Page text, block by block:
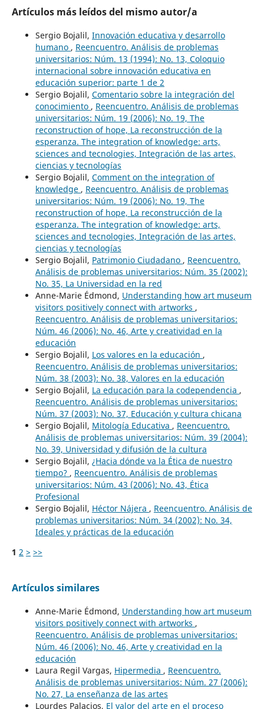
Artículos más leídos del mismo autor/a
Sergio Bojalil, Innovación educativa y desarrollo
humano , Reencuentro. Análisis de problemas
universitarios: Núm. 13 (1994): No. 13, Coloquio
internacional sobre innovación educativa en
educación superior: parte 1 de 2
Sergio Bojalil, Comentario sobre la integración del
conocimiento , Reencuentro. Análisis de problemas
universitarios: Núm. 19 (2006): No. 19, The
reconstruction of hope, La reconstrucción de la
esperanza. The integration of knowledge: arts,
sciences and tecnologies, Integración de las artes,
ciencias y tecnologías
Sergio Bojalil, Comment on the integration of
knowledge , Reencuentro. Análisis de problemas
universitarios: Núm. 19 (2006): No. 19, The
reconstruction of hope, La reconstrucción de la
esperanza. The integration of knowledge: arts,
sciences and tecnologies, Integración de las artes,
ciencias y tecnologías
Sergio Bojalil, Patrimonio Ciudadano , Reencuentro.
Análisis de problemas universitarios: Núm. 35 (2002):
No. 35, La Universidad en la red
Anne-Marie Édmond, Understanding how art museum
visitors positively connect with artworks ,
Reencuentro. Análisis de problemas universitarios:
Núm. 46 (2006): No. 46, Arte y creatividad en la
educación
Sergio Bojalil, Los valores en la educación ,
Reencuentro. Análisis de problemas universitarios:
Núm. 38 (2003): No. 38, Valores en la educación
Sergio Bojalil, La educación para la codependencia ,
Reencuentro. Análisis de problemas universitarios:
Núm. 37 (2003): No. 37, Educación y cultura chicana
Sergio Bojalil, Mitología Educativa , Reencuentro.
Análisis de problemas universitarios: Núm. 39 (2004):
No. 39, Universidad y difusión de la cultura
Sergio Bojalil, ¿Hacia dónde va la Ética de nuestro
tiempo? , Reencuentro. Análisis de problemas
universitarios: Núm. 43 (2006): No. 43, Ética
Profesional
Sergio Bojalil, Héctor Nájera , Reencuentro. Análisis de
problemas universitarios: Núm. 34 (2002): No. 34,
Ideales y prácticas de la educación
1 2 > >>
Artículos similares
Anne-Marie Édmond, Understanding how art museum
visitors positively connect with artworks ,
Reencuentro. Análisis de problemas universitarios:
Núm. 46 (2006): No. 46, Arte y creatividad en la
educación
Laura Regil Vargas, Hipermedia , Reencuentro.
Análisis de problemas universitarios: Núm. 27 (2006):
No. 27, La enseñanza de las artes
Lourdes Palacios, El valor del arte en el proceso